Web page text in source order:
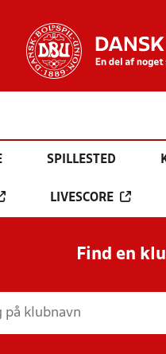
SPILLESTED
LIVESCORE
Find en